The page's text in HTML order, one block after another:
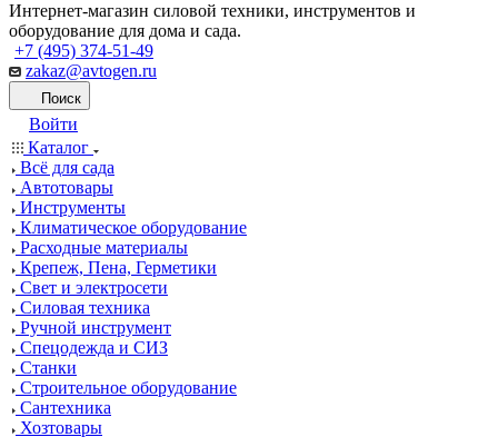
Интернет-магазин силовой техники, инструментов и
оборудование для дома и сада.
+7 (495) 374-51-49
zakaz@avtogen.ru
Поиск
Войти
Каталог
Всё для сада
Автотовары
Инструменты
Климатическое оборудование
Расходные материалы
Крепеж, Пена, Герметики
Свет и электросети
Силовая техника
Ручной инструмент
Спецодежда и СИЗ
Станки
Строительное оборудование
Сантехника
Хозтовары